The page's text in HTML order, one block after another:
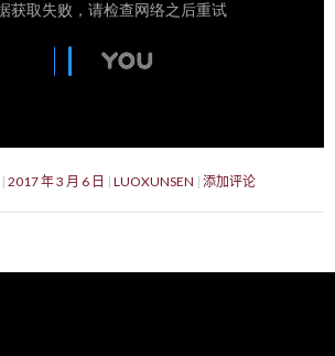
2017 年 3 月 6 日 LUOXUNSEN 添加评论